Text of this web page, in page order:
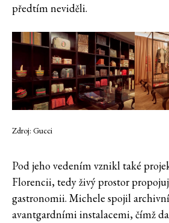
předtím neviděli.
Zdroj: Gucci
Pod jeho vedením vznikl také
Florencii, tedy živý prostor
gastronomii. Michele spojil
avantgardními instalacemi, čímž